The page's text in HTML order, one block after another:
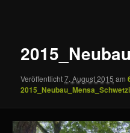
Veröffentlicht7. August 2015 am